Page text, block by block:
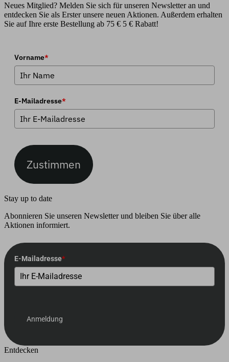
Neues Mitglied? Melden Sie sich für unseren Newsletter an und
entdecken Sie als Erster unsere neuen Aktionen. Außerdem erhalten
Sie auf Ihre erste Bestellung ab 75 € 5 € Rabatt!
Vorname*
E-Mailadresse*
Zustimmen
Stay up to date
Abonnieren Sie unseren Newsletter und bleiben Sie über alle
Aktionen informiert.
E-Mailadresse*
Anmeldung
Entdecken